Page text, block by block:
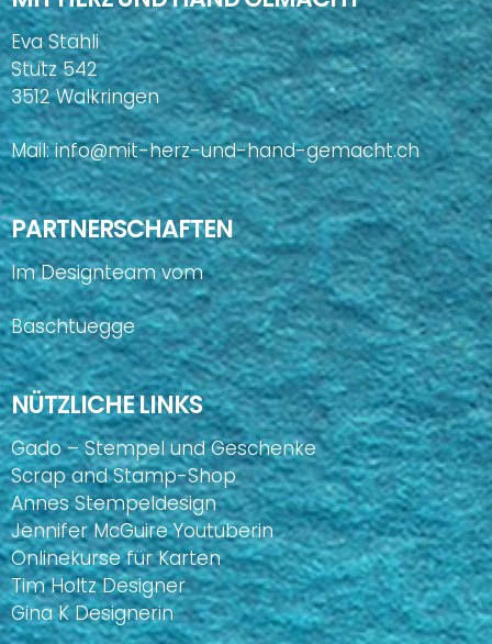
Eva Stähli
Stutz 542
3512 Walkringen
Mail:info@mit-herz-und-hand-gemacht.ch
PARTNERSCHAFTEN
Im Designteam vom
Baschtuegge
NÜTZLICHE LINKS
Gado – Stempel und Geschenke
Scrap and Stamp-Shop
Annes Stempeldesign
Jennifer McGuire Youtuberin
Onlinekurse für Karten
Tim Holtz Designer
Gina K Designerin